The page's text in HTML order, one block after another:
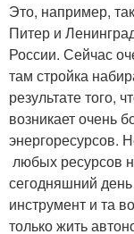
Это, например,
Питер и
России. Сейчас
там стройка
результате того,
возникает очень
энергоресурсов.
любых ресурсов
сегодняшний
инструмент и та
только жить